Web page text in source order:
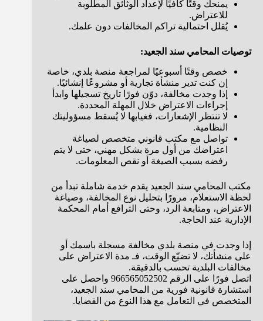
يمنحك وقتًا كافيًا لإعداد الوثائق المطلوبة
للاعتراض.
يُقلل احتمالية تراكم المخالفات دون علمك.
توصيات المحامي سند الجعيد:
خصص وقتًا أسبوعيًا لمراجعة منصة بلدي، خاصة
إن كنت تدير منشأة تجارية أو مشروعًا إنشائيًا.
إذا وجدت مخالفة، دوّن فورًا تاريخ تسجيلها وابدأ
إجراءات الاعتراض خلال المهلة المحددة.
لا تنتظر الإشعارات، فغيابها لا يُسقط مسؤوليتك
النظامية.
تواصل مع مكتب قانوني متخصص لصياغة
اعتراضك من أول مرة بشكل مهني، حتى لا يتم
رفضه بسبب الصيغة أو نقص المعلومات.
مكتب المحامي سند الجعيد يقدم خدمة شاملة تبدأ من
لحظة الاستعلام، مرورًا بتحليل نوع المخالفة، وصياغة
الاعتراض، ومتابعة الرد، وحتى الترافع أمام المحكمة
الإدارية عند الحاجة.
إذا وجدت في منصة بلدي مخالفة مسجلة باسمك أو
على منشأتك، لا تضيّع الوقت، فـ مدة الاعتراض على
مخالفات البلدية تحسب بالدقيقة.
اتصل فورًا على الرقم 966565052502 واحصل على
استشارة قانونية فورية من المحامي سند الجعيد،
المتخصص في التعامل مع هذا النوع من القضايا.